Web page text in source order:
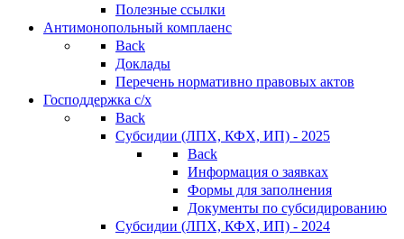
Полезные ссылки
Антимонопольный комплаенс
Back
Доклады
Перечень нормативно правовых актов
Господдержка с/х
Back
Субсидии (ЛПХ, КФХ, ИП) - 2025
Back
Информация о заявках
Формы для заполнения
Документы по субсидированию
Субсидии (ЛПХ, КФХ, ИП) - 2024